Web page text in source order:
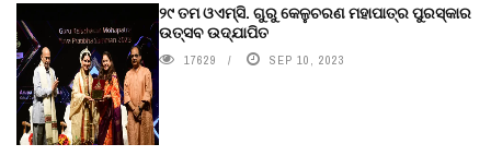
୨୯ ତମ ଓଏମ୍‌ସି. ଗୁରୁ କେଳୁଚରଣ ମହାପାତ୍ର ପୁରସ୍କାର
ଉତ୍ସବ ଉଦ୍‍ଯାପିତ
17629 SEP 10, 2023